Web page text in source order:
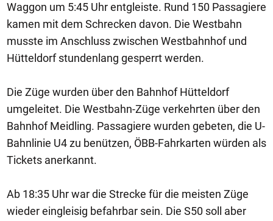
Waggon um 5:45 Uhr entgleiste. Rund 150 Passagiere
kamen mit dem Schrecken davon. Die Westbahn
musste im Anschluss zwischen Westbahnhof und
Hütteldorf stundenlang gesperrt werden.
Die Züge wurden über den Bahnhof Hütteldorf
umgeleitet. Die Westbahn-Züge verkehrten über den
Bahnhof Meidling. Passagiere wurden gebeten, die U-
Bahnlinie U4 zu benützen, ÖBB-Fahrkarten würden als
Tickets anerkannt.
Ab 18:35 Uhr war die Strecke für die meisten Züge
wieder eingleisig befahrbar sein. Die S50 soll aber